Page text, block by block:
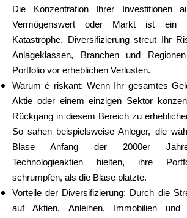
Die Konzentration Ihrer Investitionen
Vermögenswert oder Markt ist ein
Katastrophe. Diversifizierung streut Ihr
Anlageklassen, Branchen und
Portfolio vor erheblichen Verlusten.
Warum é riskant: Wenn Ihr gesamtes
Aktie oder einem einzigen Sektor
Rückgang in diesem Bereich zu
So sahen beispielsweise Anleger, die
Blase Anfang der 2000er Jahre
Technologieaktien hielten, ihre
schrumpfen, als die Blase platzte.
Vorteile der Diversifizierung: Durch die
auf Aktien, Anleihen, Immobilien und